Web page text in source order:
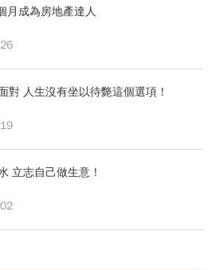
月成為房地產達人
對 人生沒有坐以待斃這個選項！
立志自己做生意！